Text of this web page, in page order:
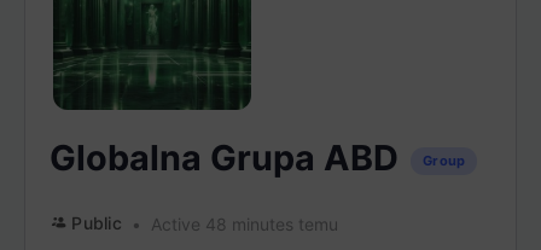
Globalna Grupa ABD Group
Public
Active 48 minutes temu